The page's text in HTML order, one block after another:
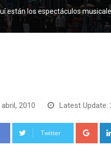
están los espectáculos
2010 Latest Update:
Twitter